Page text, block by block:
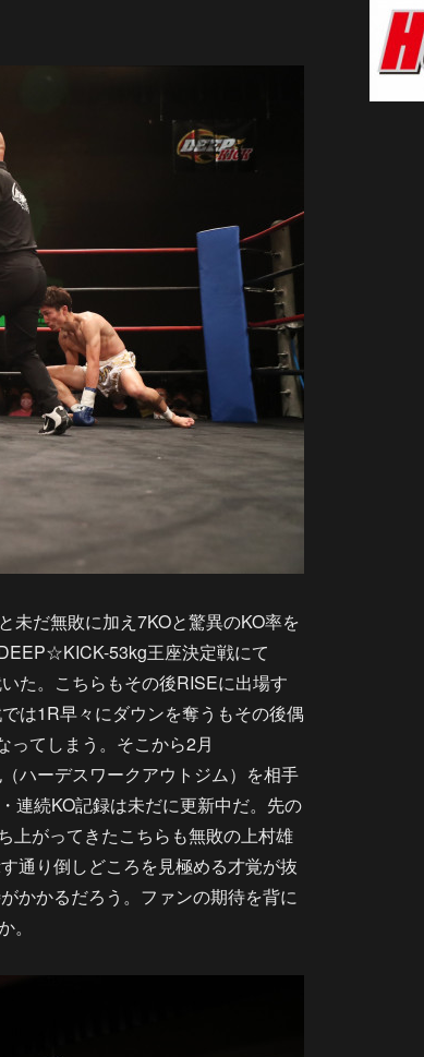
だ無敗に加え7KOと驚異のKO率を
53kg王座決定戦にて
た。こちらもその後RISEに出場す
は1R早々にダウンを奪うもその後偶
ってしまう。そこから2月
ハーデスワークアウトジム）を相手
連続KO記録は未だに更新中だ。先の
がってきたこちらも無敗の上村雄
通り倒しどころを見極める才覚が抜
かかるだろう。ファンの期待を背に